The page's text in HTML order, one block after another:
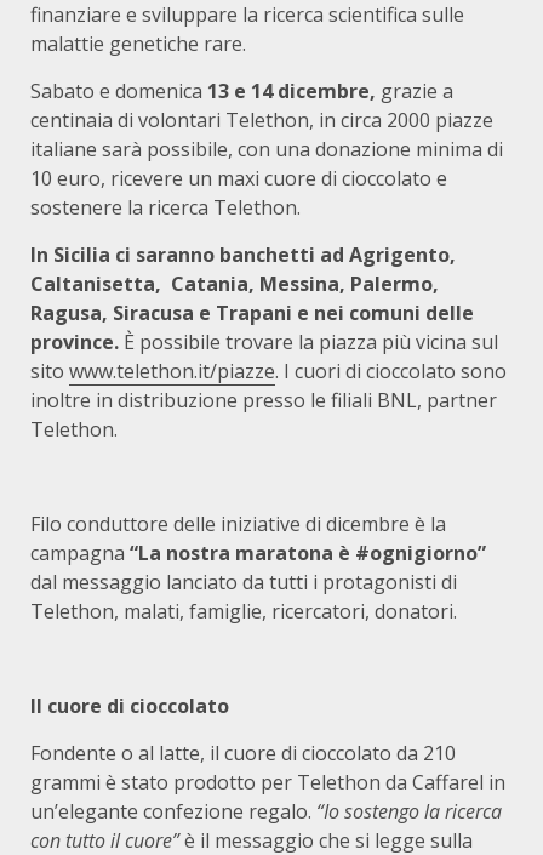
finanziare e sviluppare la ricerca scientifica sulle
malattie genetiche rare.
Sabato e domenica 13 e 14 dicembre, grazie a
centinaia di volontari Telethon, in circa 2000 piazze
italiane sarà possibile, con una donazione minima di
10 euro, ricevere un maxi cuore di cioccolato e
sostenere la ricerca Telethon.
In Sicilia ci saranno banchetti ad Agrigento,
Caltanisetta, Catania, Messina, Palermo,
Ragusa, Siracusa e Trapani e nei comuni delle
province. È possibile trovare la piazza più vicina sul
sito www.telethon.it/piazze. I cuori di cioccolato sono
inoltre in distribuzione presso le filiali BNL, partner
Telethon.
Filo conduttore delle iniziative di dicembre è la
campagna “La nostra maratona è #ognigiorno”
dal messaggio lanciato da tutti i protagonisti di
Telethon, malati, famiglie, ricercatori, donatori.
Il cuore di cioccolato
Fondente o al latte, il cuore di cioccolato da 210
grammi è stato prodotto per Telethon da Caffarel in
un’elegante confezione regalo. “Io sostengo la ricerca
con tutto il cuore”è il messaggio che si legge sulla